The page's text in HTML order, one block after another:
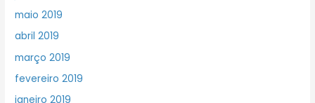
maio 2019
abril 2019
março 2019
fevereiro 2019
janeiro 2019